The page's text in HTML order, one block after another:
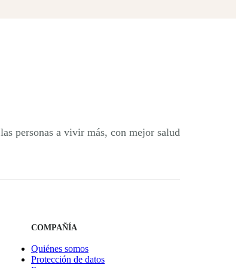
personas a vivir más, con mejor salud
COMPAÑÍA
Quiénes somos
Protección de datos